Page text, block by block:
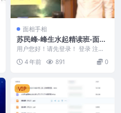
面相手相
苏民峰-峰生水起精读班-面相
篇30集
用户您好！请先登录！ 登录 注册
苏民峰-峰生水起精读班-面相篇30
集 编号：2...
4 年前 891 0
VIP